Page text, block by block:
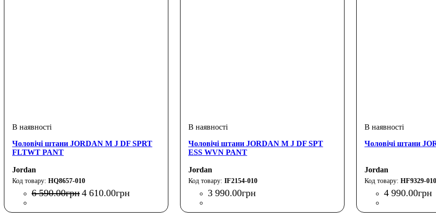
Чоловічі штани JORDAN M J DF SPRT
FLTWT PANT
Jordan
HQ8657-010
6 590.00грн4 610.00грн
Чоловічі штани JORDAN M J DF SPT
ESS WVN PANT
Jordan
IF2154-010
3 990.00грн
Чоловічі штани
Jordan
HF9329-010
4 990.00грн